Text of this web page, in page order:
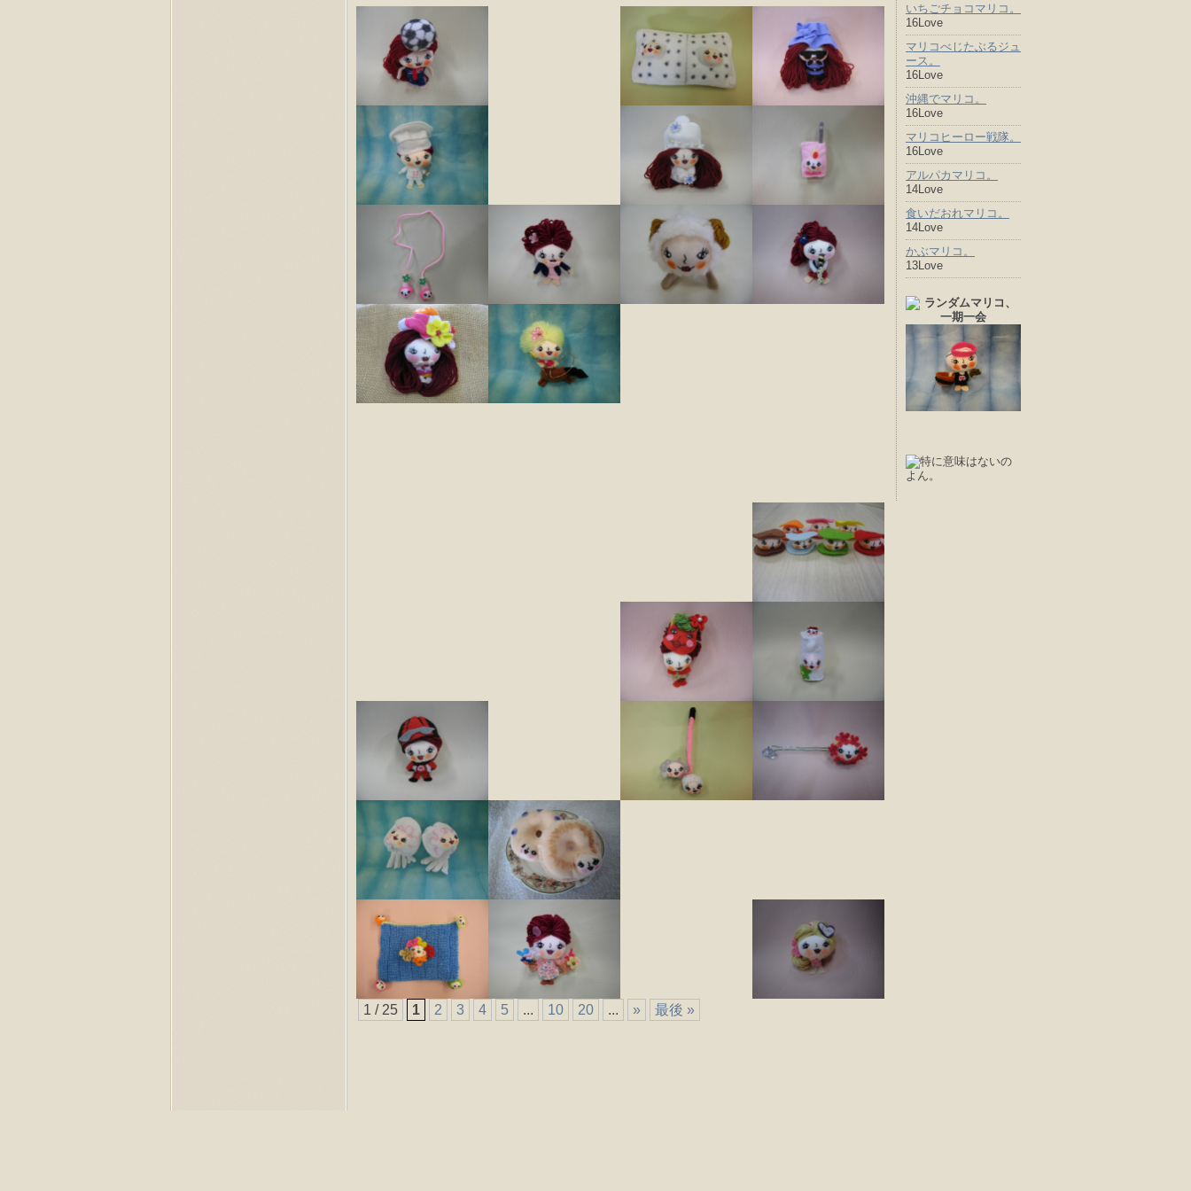
1 / 25 1 2 3 4 5 ... 10 20 ... » 最後 »
いちごチョコマリコ。
16Love
マリコべじたぶるジュ
ース。
16Love
沖縄でマリコ。
16Love
マリコヒーロー戦隊。
16Love
アルパカマリコ。
14Love
食いだおれマリコ。
14Love
かぶマリコ。
13Love